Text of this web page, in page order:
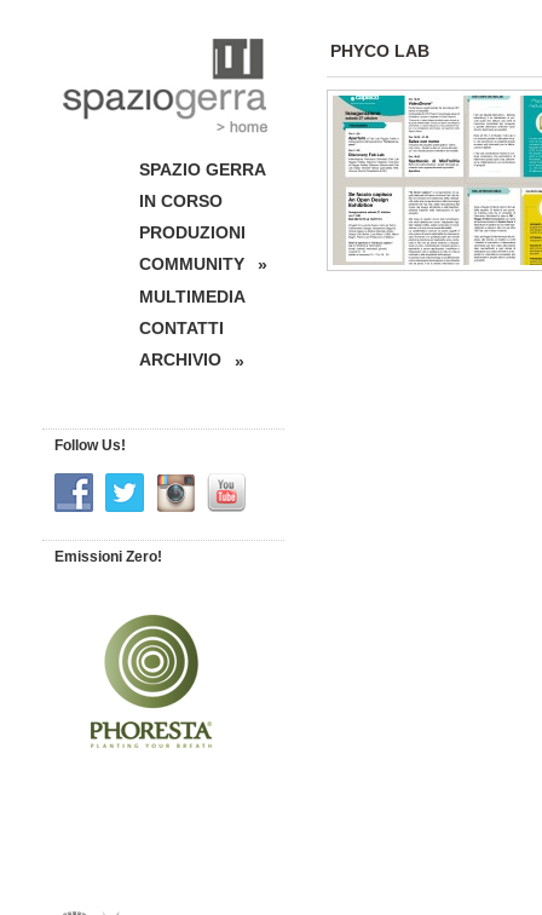
PHYCO LAB
SPAZIO GERRA
IN CORSO
PRODUZIONI
COMMUNITY
»
MULTIMEDIA
CONTATTI
ARCHIVIO
»
Follow Us!
Emissioni Zero!